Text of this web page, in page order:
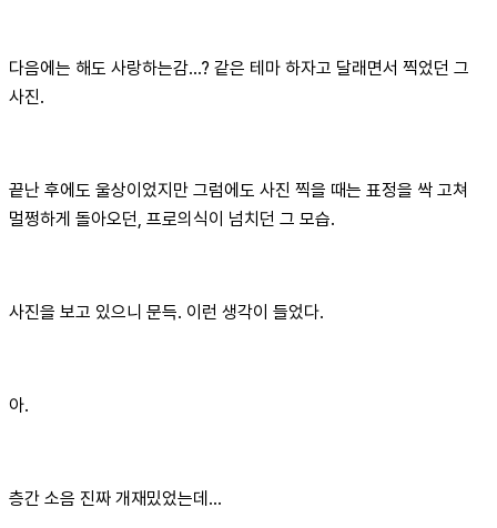
다음에는 해도 사랑하는감...? 같은 테마 하자고 달래면서 찍었던 그
사진.
끝난 후에도 울상이었지만 그럼에도 사진 찍을 때는 표정을 싹 고쳐
멀쩡하게 돌아오던, 프로의식이 넘치던 그 모습.
사진을 보고 있으니 문득. 이런 생각이 들었다.
아.
층간 소음 진짜 개재밌었는데…